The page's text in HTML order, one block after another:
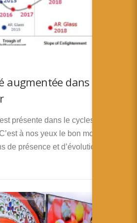
augmentée dans le Hype
présente dans le cycles de
à nos yeux le bon moment pour
de présence et d’évolution de cette